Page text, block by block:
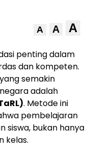
A A A
penting dalam
dan kompeten.
semakin
adalah
. Metode ini
pembelajaran
siswa, bukan hanya
kelas.